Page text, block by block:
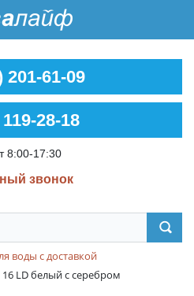
201-61-09
28-18
8:00-17:30
звонок
воды с доставкой
LD белый с серебром